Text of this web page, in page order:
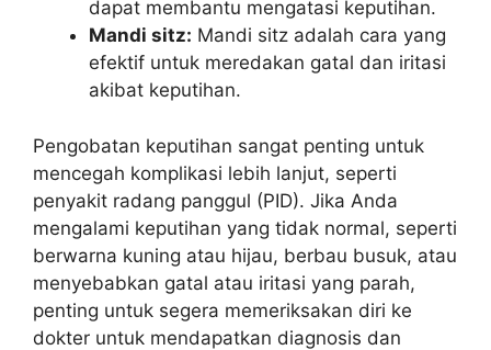
dapat membantu mengatasi keputihan.
Mandi sitz: Mandi sitz adalah cara yang
efektif untuk meredakan gatal dan iritasi
akibat keputihan.
Pengobatan keputihan sangat penting untuk
mencegah komplikasi lebih lanjut, seperti
penyakit radang panggul (PID). Jika Anda
mengalami keputihan yang tidak normal, seperti
berwarna kuning atau hijau, berbau busuk, atau
menyebabkan gatal atau iritasi yang parah,
penting untuk segera memeriksakan diri ke
dokter untuk mendapatkan diagnosis dan